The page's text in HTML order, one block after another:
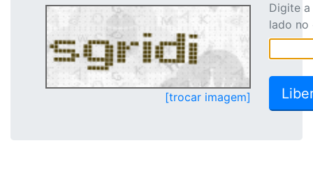
[trocar imagem]
Digite
lado no